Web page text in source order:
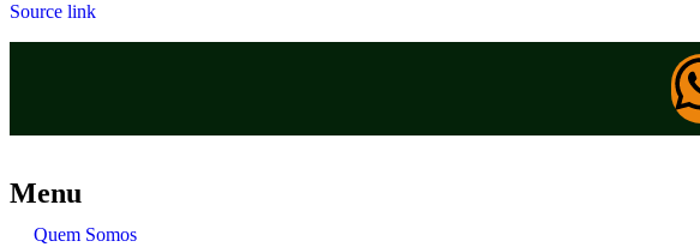
Source link
Menu
Quem Somos